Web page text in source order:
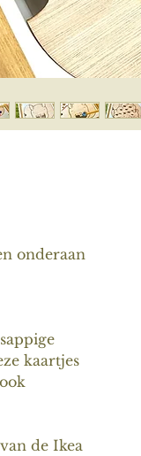
onderaan
kaartjes
de Ikea